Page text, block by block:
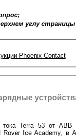
углу страницы
Phoenix Contact
тока Terra 53 от
Ice Academy, в